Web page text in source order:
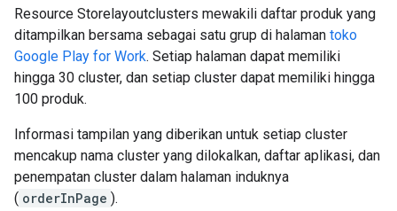
Resource Storelayoutclusters mewakili daftar produk yang
ditampilkan bersama sebagai satu grup di halaman toko
Google Play for Work. Setiap halaman dapat memiliki
hingga 30 cluster, dan setiap cluster dapat memiliki hingga
100 produk.
Informasi tampilan yang diberikan untuk setiap cluster
mencakup nama cluster yang dilokalkan, daftar aplikasi, dan
penempatan cluster dalam halaman induknya
( orderInPage ).